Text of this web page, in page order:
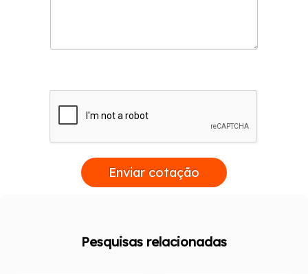
Enviar cotação
Pesquisas relacionadas